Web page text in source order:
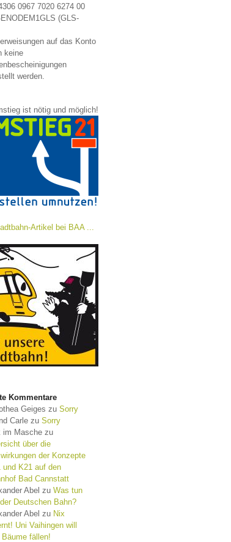
0967 7020 6274 00
(GLS-
auf das Konto
keine
werden.
ist nötig und möglich!
Artikel bei BAA ...
Kommentare
Geiges zu Sorry
Carlezu Sorry
im Maschezu
über die
der Konzepte
und K21 auf den
Bad Cannstatt
Abel zu Was tun
Deutschen Bahn?
Abel zu Nix
Uni Vaihingen will
Bäume fällen!